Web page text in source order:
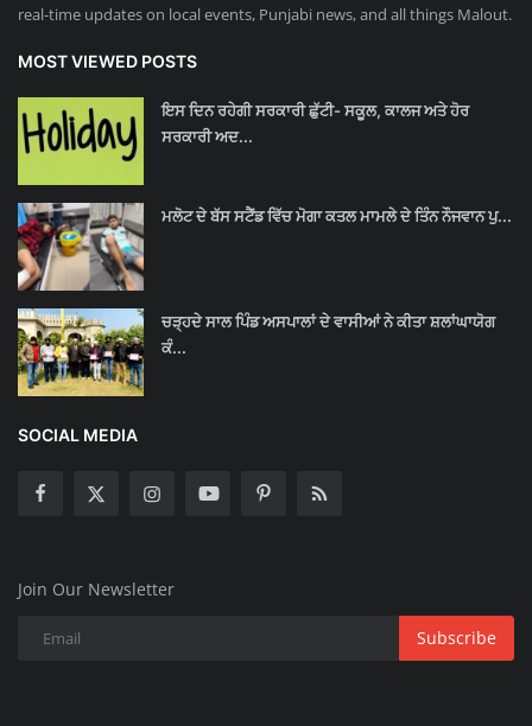
real-time updates on local events, Punjabi news, and all things Malout.
MOST VIEWED POSTS
ਇਸ ਦਿਨ ਰਹੇਗੀ ਸਰਕਾਰੀ ਛੁੱਟੀ- ਸਕੂਲ, ਕਾਲਜ ਅਤੇ ਹੋਰ
ਸਰਕਾਰੀ ਅਦ...
ਮਲੋਟ ਦੇ ਬੱਸ ਸਟੈਂਡ ਵਿੱਚ ਮੋਗਾ ਕਤਲ ਮਾਮਲੇ ਦੇ ਤਿੰਨ ਨੌਜਵਾਨ ਪੁ...
ਚੜ੍ਹਦੇ ਸਾਲ ਪਿੰਡ ਅਸਪਾਲਾਂ ਦੇ ਵਾਸੀਆਂ ਨੇ ਕੀਤਾ ਸ਼ਲਾਂਘਾਯੋਗ
ਕੰ...
SOCIAL MEDIA
Join Our Newsletter
Subscribe